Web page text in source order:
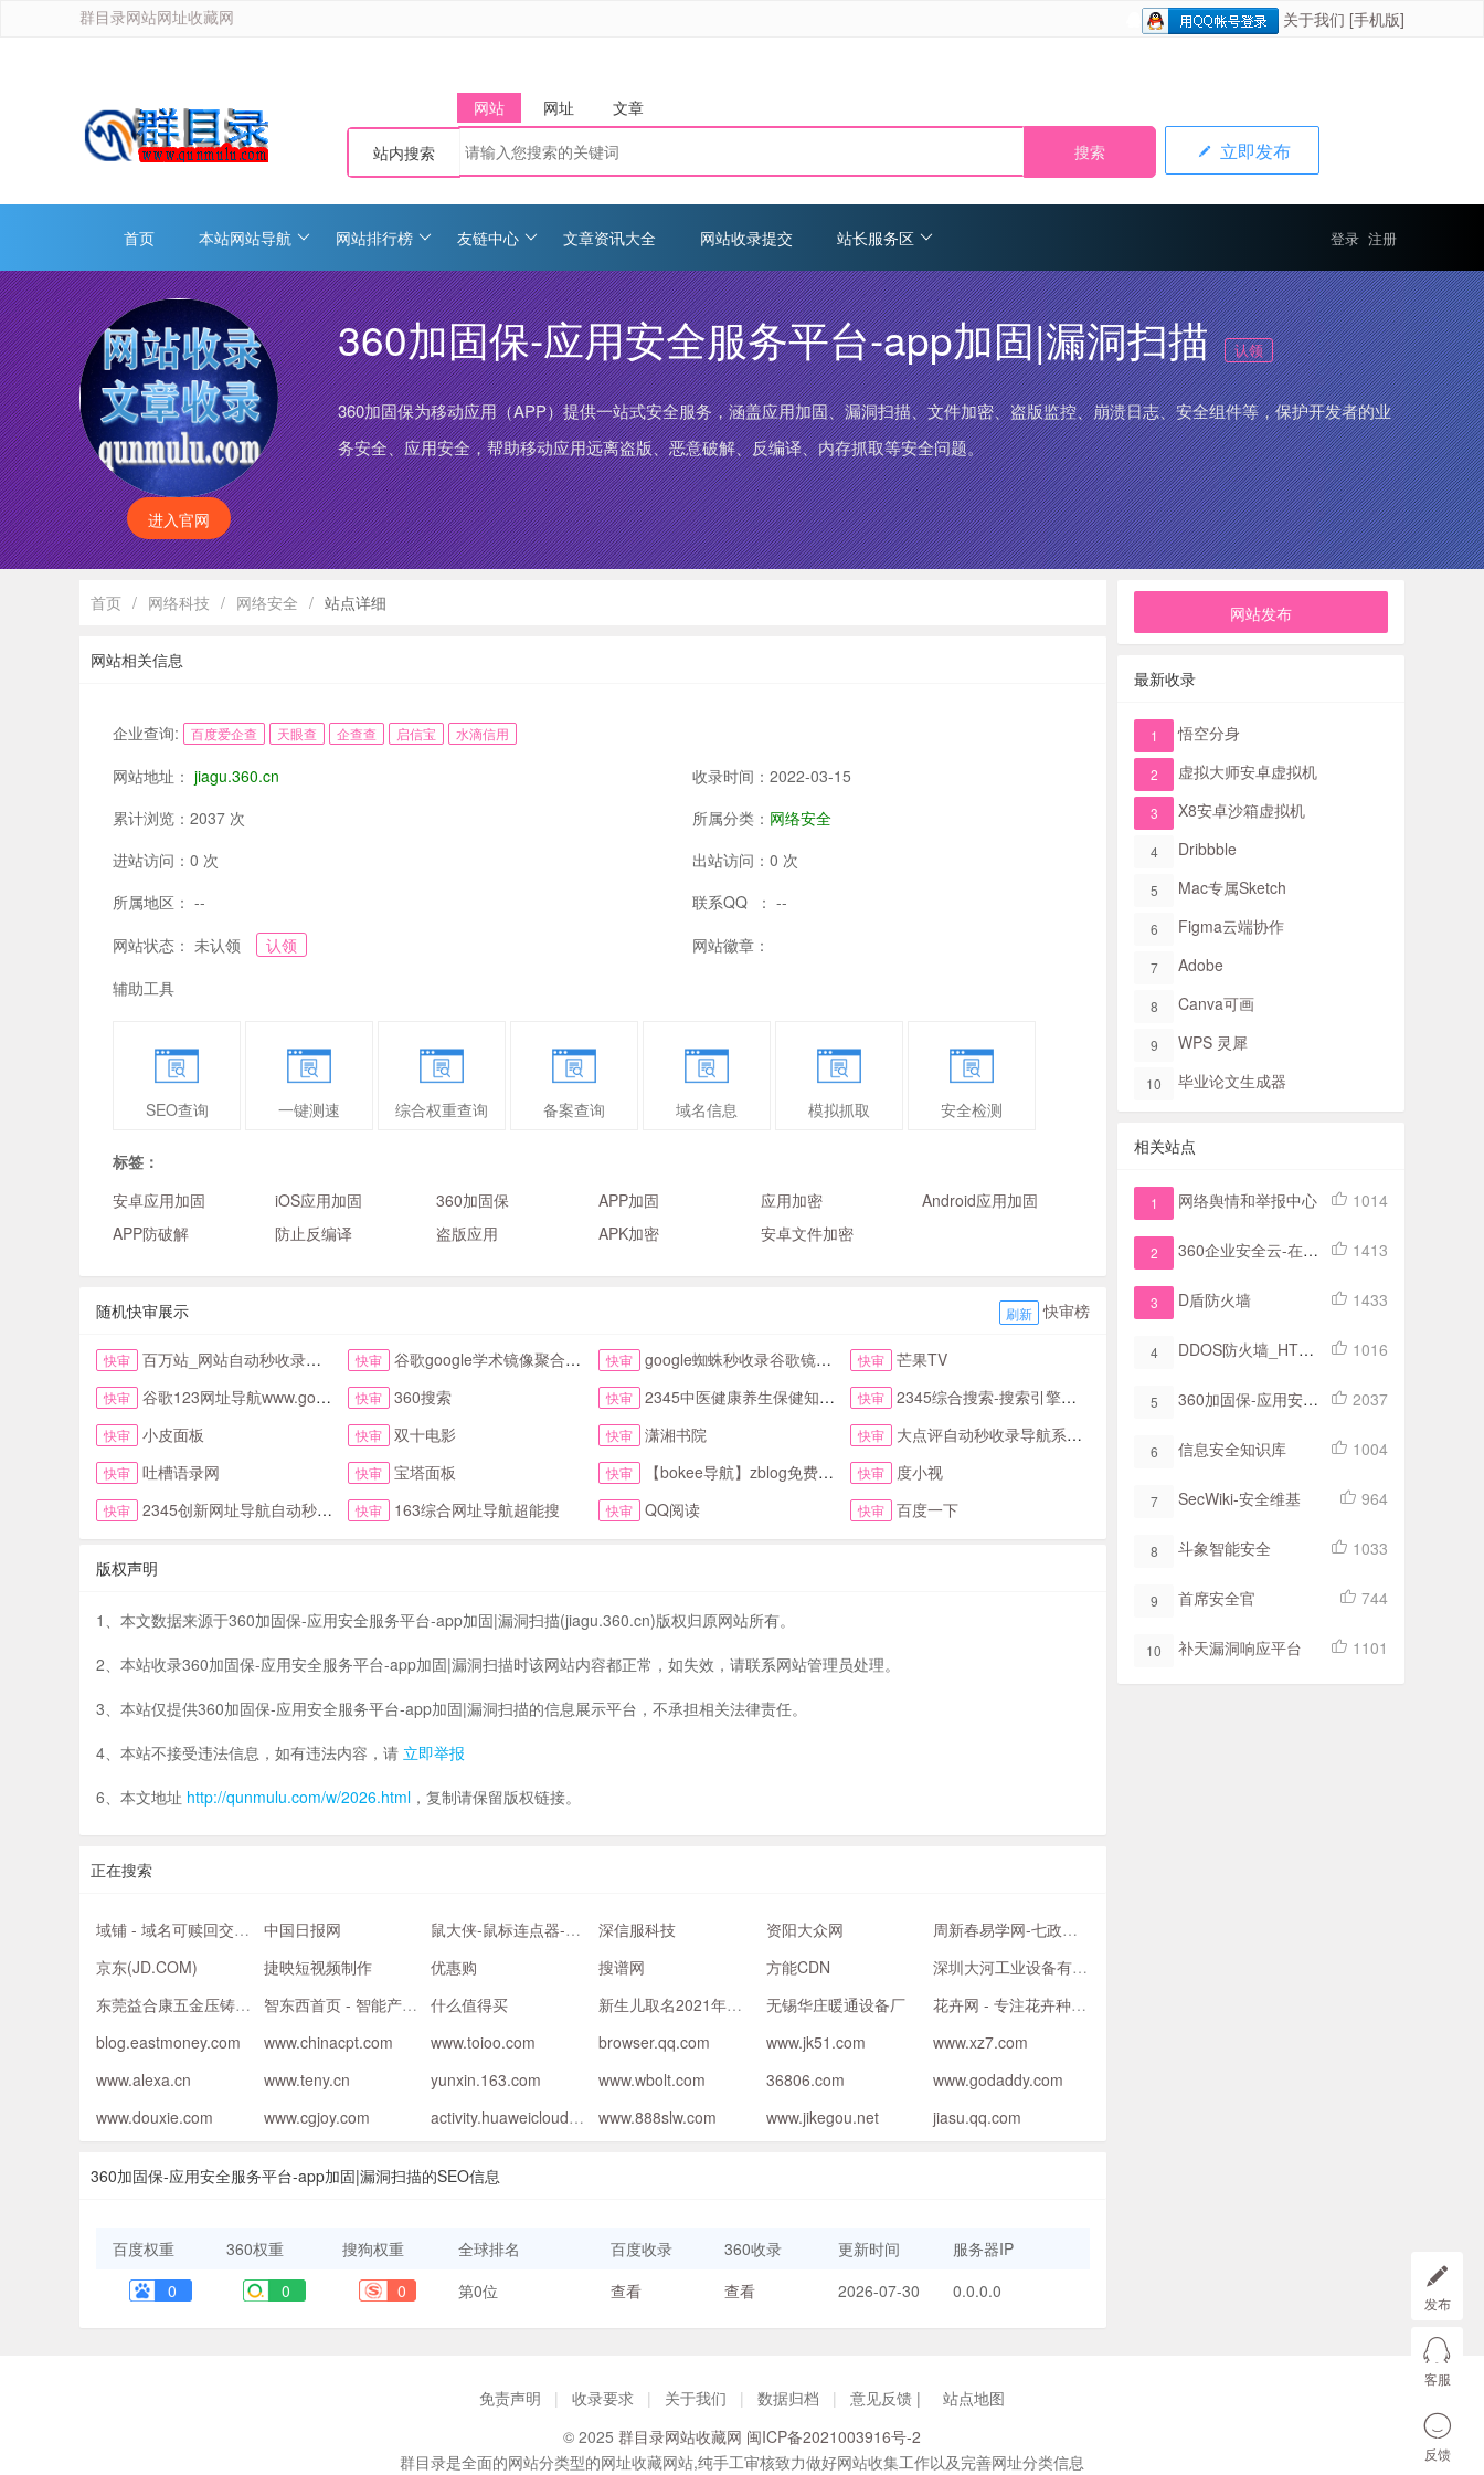
群目录网站网址收藏网 关于我们 [手机版]
网站 网址 文章
站内搜索 立即发布
首页 本站网站导航 网站排行榜 友链中心 文章资讯大全 网站收录提交 站长服务区 登录 注册
进入官网
360加固保-应用安全服务平台-app加固|漏洞扫描 认领
360加固保为移动应用（APP）提供一站式安全服务，涵盖应用加固、漏洞扫描、文件加密、盗版监控、崩溃日志、安全组件等，保护开发者的业
务安全、应用安全，帮助移动应用远离盗版、恶意破解、反编译、内存抓取等安全问题。
首页 / 网络科技 / 网络安全 / 站点详细
网站相关信息
企业查询: 百度爱企查 天眼查 企查查 启信宝 水滴信用
网站地址： jiagu.360.cn
收录时间：2022-03-15
累计浏览：2037 次
所属分类： 网络安全
进站访问：0 次
出站访问：0 次
所属地区： --
联系QQ ： --
网站状态： 未认领
认领
网站徽章：
辅助工具
SEO查询 一键测速 综合权重查询 备案查询 域名信息 模拟抓取 安全检测
标签：
安卓应用加固
iOS应用加固 360加固保 APP加固 应用加密
Android应用加固
APP防破解
防止反编译 盗版应用 APK加密 安卓文件加密
随机快审展示 刷新 快审榜
快审 百万站_网站自动秒收录与提交入口首页 快审 谷歌google学术镜像聚合搜索全搜网 快审 google蜘蛛秒收录谷歌镜像访问助手首页 快审 芒果TV
快审 谷歌123网址导航www.google123.com.cn首页 快审 360搜索 快审 2345中医健康养生保健知识网 快审 2345综合搜索-搜索引擎大全-简易网址导航
快审 小皮面板 快审 双十电影 快审 潇湘书院 快审 大点评自动秒收录导航系统首页
快审 吐槽语录网 快审 宝塔面板 快审 【bokee导航】zblog免费自动收录检查反链 快审 度小视
快审 2345创新网址导航自动秒收录首页 快审 163综合网址导航超能搜 快审 QQ阅读 快审 百度一下
版权声明
1、本文数据来源于360加固保-应用安全服务平台-app加固|漏洞扫描(jiagu.360.cn)版权归原网站所有。
2、本站收录360加固保-应用安全服务平台-app加固|漏洞扫描时该网站内容都正常，如失效，请联系网站管理员处理。
3、本站仅提供360加固保-应用安全服务平台-app加固|漏洞扫描的信息展示平台，不承担相关法律责任。
4、本站不接受违法信息，如有违法内容，请 立即举报
6、本文地址 http://qunmulu.com/w/2026.html ，复制请保留版权链接。
正在搜索
域铺 - 域名可赎回交易平台，域名交易信息平台 中国日报网 鼠大侠-鼠标连点器-鼠标自动点击器 深信服科技 资阳大众网
周新春易学网-七政四余占星研究平台
京东(JD.COM)
捷映短视频制作 优惠购 搜谱网 方能CDN
深圳大河工业设备有限公司
东莞益合康五金压铸制品
智东西首页 - 智能产业媒体与创新服务平台 什么值得买 新生儿取名2021年好名字大全，新生儿取名网 无锡华庄暖通设备厂
花卉网 - 专注花卉种植及花卉养殖技术的花卉网站(护花网)
blog.eastmoney.com
www.chinacpt.com www.toioo.com browser.qq.com www.jk51.com
www.xz7.com
www.alexa.cn
www.teny.cn yunxin.163.com www.wbolt.com 36806.com
www.godaddy.com
www.douxie.com
www.cgjoy.com activity.huaweicloud.com www.888slw.com www.jikegou.net jiasu.qq.com
360加固保-应用安全服务平台-app加固|漏洞扫描的SEO信息
百度权重 360权重 搜狗权重 全球排名 百度收录 360收录 更新时间
服务器IP
0
0 0 第0位 查看 查看 2026-07-30 0.0.0.0
网站发布
最新收录
1 悟空分身
2 虚拟大师安卓虚拟机
3 X8安卓沙箱虚拟机
4 Dribbble
5 Mac专属Sketch​
6 Figma​云端协作
7 Adobe
8 Canva可画
9 WPS 灵犀
10 毕业论文生成器
相关站点
1 网络舆情和举报中心 1014
2 360企业安全云-在线终端安全管理解决方案 1413
3 D盾防火墙 1433
4 DDOS防火墙_HTTPS防火墙_游戏防火墙_CC防火墙_服务器防火墙_硬件防火墙_安全盾-腾亿网络 1016
5 360加固保-应用安全服务平台-app加固|漏洞扫描 2037
6 信息安全知识库 1004
7 SecWiki-安全维基 964
8 斗象智能安全 1033
9 首席安全官 744
10 补天漏洞响应平台 1101
免责声明 | 收录要求 | 关于我们 | 数据归档 | 意见反馈 |
站点地图
© 2025 群目录网站收藏网 闽ICP备2021003916号-2
群目录是全面的网站分类型的网址收藏网站,纯手工审核致力做好网站收集工作以及完善网址分类信息
发布
客服
反馈